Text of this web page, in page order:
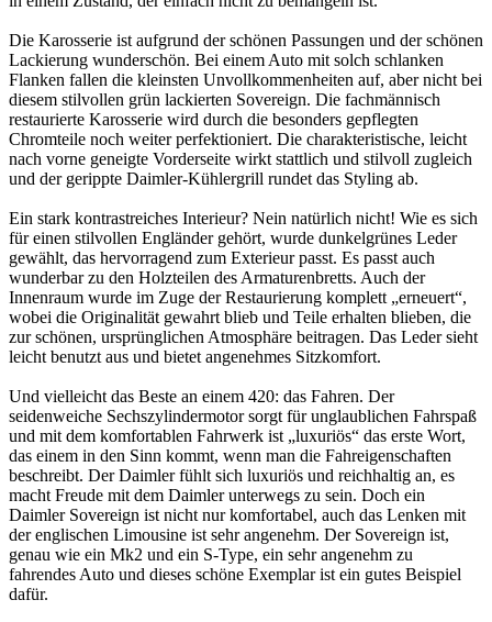
Die Karosserie ist aufgrund der schönen Passungen und der schönen
Lackierung wunderschön. Bei einem Auto mit solch schlanken
Flanken fallen die kleinsten Unvollkommenheiten auf, aber nicht bei
diesem stilvollen grün lackierten Sovereign. Die fachmännisch
restaurierte Karosserie wird durch die besonders gepflegten
Chromteile noch weiter perfektioniert. Die charakteristische, leicht
nach vorne geneigte Vorderseite wirkt stattlich und stilvoll zugleich
und der gerippte Daimler-Kühlergrill rundet das Styling ab.
Ein stark kontrastreiches Interieur? Nein natürlich nicht! Wie es sich
für einen stilvollen Engländer gehört, wurde dunkelgrünes Leder
gewählt, das hervorragend zum Exterieur passt. Es passt auch
wunderbar zu den Holzteilen des Armaturenbretts. Auch der
Innenraum wurde im Zuge der Restaurierung komplett „erneuert“,
wobei die Originalität gewahrt blieb und Teile erhalten blieben, die
zur schönen, ursprünglichen Atmosphäre beitragen. Das Leder sieht
leicht benutzt aus und bietet angenehmes Sitzkomfort.
Und vielleicht das Beste an einem 420: das Fahren. Der
seidenweiche Sechszylindermotor sorgt für unglaublichen Fahrspaß
und mit dem komfortablen Fahrwerk ist „luxuriös“ das erste Wort,
das einem in den Sinn kommt, wenn man die Fahreigenschaften
beschreibt. Der Daimler fühlt sich luxuriös und reichhaltig an, es
macht Freude mit dem Daimler unterwegs zu sein. Doch ein
Daimler Sovereign ist nicht nur komfortabel, auch das Lenken mit
der englischen Limousine ist sehr angenehm. Der Sovereign ist,
genau wie ein Mk2 und ein S-Type, ein sehr angenehm zu
fahrendes Auto und dieses schöne Exemplar ist ein gutes Beispiel
dafür.